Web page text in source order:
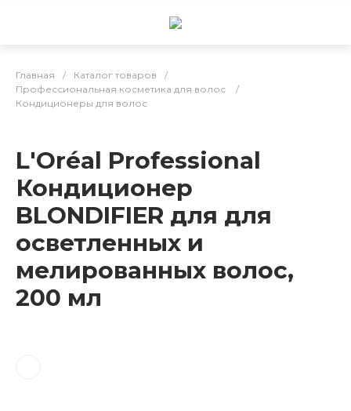
Главная / Каталог товаров
/
Профессиональная косметика для волос
/
Кондиционеры для волос
L'Oréal Professional
Кондиционер
BLONDIFIER для для
осветленных и
мелированных волос,
200 мл